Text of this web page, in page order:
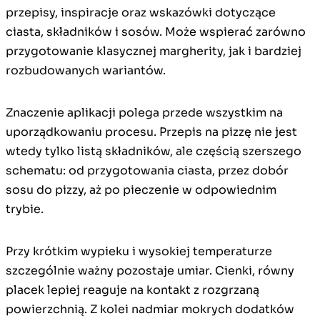
przepisy, inspiracje oraz wskazówki dotyczące
ciasta, składników i sosów. Może wspierać zarówno
przygotowanie klasycznej margherity, jak i bardziej
rozbudowanych wariantów.
Znaczenie aplikacji polega przede wszystkim na
uporządkowaniu procesu. Przepis na pizzę nie jest
wtedy tylko listą składników, ale częścią szerszego
schematu: od przygotowania ciasta, przez dobór
sosu do pizzy, aż po pieczenie w odpowiednim
trybie.
Przy krótkim wypieku i wysokiej temperaturze
szczególnie ważny pozostaje umiar. Cienki, równy
placek lepiej reaguje na kontakt z rozgrzaną
powierzchnią. Z kolei nadmiar mokrych dodatków